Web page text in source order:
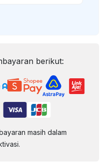
berikut:
masih dalam